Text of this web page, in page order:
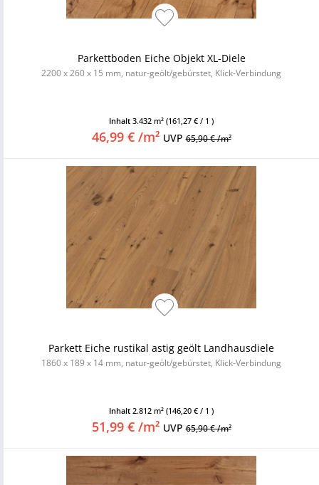
Parkettboden Eiche Objekt XL-Diele
2200 x 260 x 15 mm, natur-geölt/gebürstet, Klick-Verbindung
Inhalt 3.432 m² (161,27 € / 1 )
46,99 € /m² UVP65,90 € /m²
Parkett Eiche rustikal astig geölt Landhausdiele
1860 x 189 x 14 mm, natur-geölt/gebürstet, Klick-Verbindung
Inhalt 2.812 m² (146,20 € / 1 )
51,99 € /m² UVP65,90 € /m²